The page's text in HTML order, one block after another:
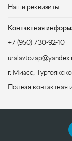
Полная контактная